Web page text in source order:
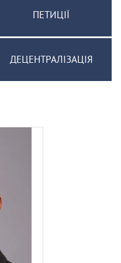
ПЕТИЦІЇ
ДЕЦЕНТРАЛІЗАЦІЯ